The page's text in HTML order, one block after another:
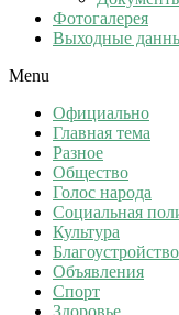
Фотогалерея
Выходные
Menu
Официально
Главная тема
Разное
Общество
Голос народа
Социальная
Культура
Благоустройство
Объявления
Спорт
Здоровье